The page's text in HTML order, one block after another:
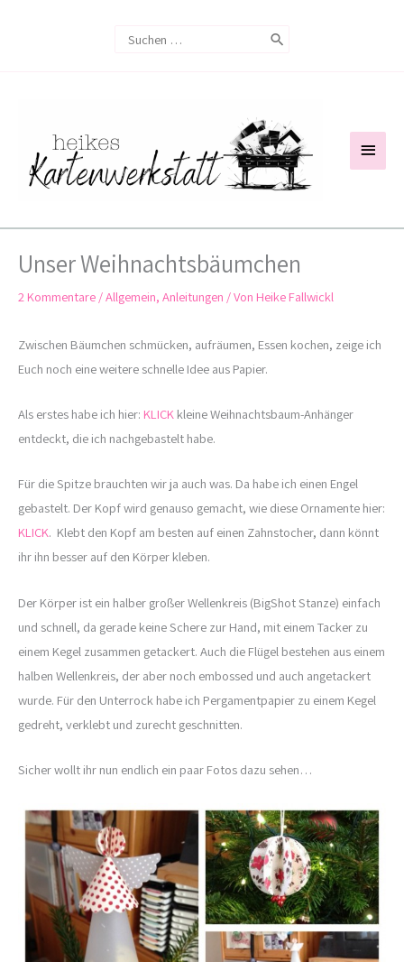
Search
Unser Weihnachtsbäumchen
2 Kommentare /Allgemein, Anleitungen / Von Heike Fallwickl
Zwischen Bäumchen schmücken, aufräumen, Essen kochen, zeige ich
Euch noch eine weitere schnelle Idee aus Papier.
Als erstes habe ich hier: KLICK kleine Weihnachtsbaum-Anhänger
entdeckt, die ich nachgebastelt habe.
Für die Spitze brauchten wir ja auch was. Da habe ich einen Engel
gebastelt. Der Kopf wird genauso gemacht, wie diese Ornamente hier:
KLICK. Klebt den Kopf am besten auf einen Zahnstocher, dann könnt
ihr ihn besser auf den Körper kleben.
Der Körper ist ein halber großer Wellenkreis (BigShot Stanze) einfach
und schnell, da gerade keine Schere zur Hand, mit einem Tacker zu
einem Kegel zusammen getackert. Auch die Flügel bestehen aus einem
halben Wellenkreis, der aber noch embossed und auch angetackert
wurde. Für den Unterrock habe ich Pergamentpapier zu einem Kegel
gedreht, verklebt und zurecht geschnitten.
Sicher wollt ihr nun endlich ein paar Fotos dazu sehen…